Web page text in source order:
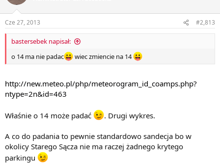
Cze 27, 2013 #2,813
bastersebek napisał:
o 14 ma nie padac
wiec zmiencie na 14
http://new.meteo.pl/php/meteorogram_id_coamps.php?
ntype=2n&id=463
Właśnie o 14 może padać . Drugi wykres.
A co do padania to pewnie standardowo sandecja bo w
okolicy Starego Sącza nie ma raczej żadnego krytego
parkingu